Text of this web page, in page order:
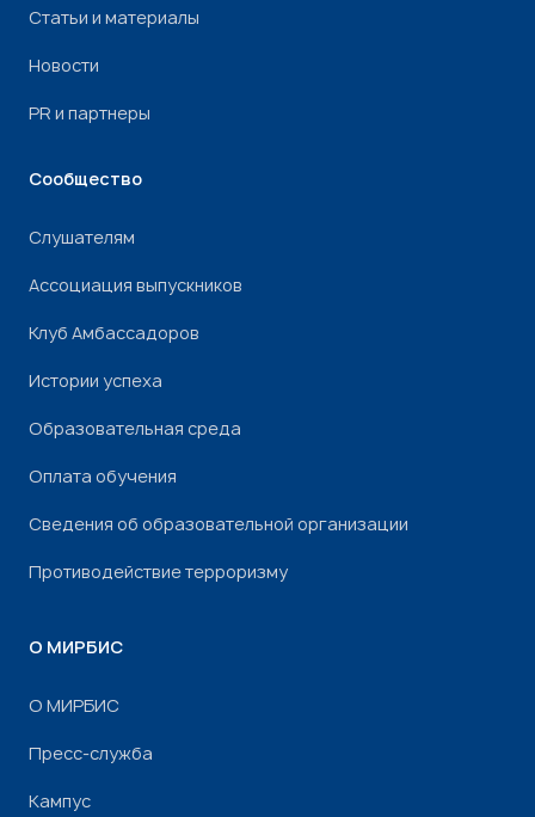
Статьи и материалы
Новости
PR и партнеры
Сообщество
Слушателям
Ассоциация выпускников
Клуб Амбассадоров
Истории успеха
Образовательная среда
Оплата обучения
Сведения об образовательной организации
Противодействие терроризму
О МИРБИС
О МИРБИС
Пресс-служба
Кампус